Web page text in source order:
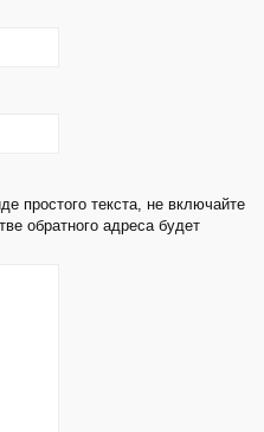
простого текста, не включайте
обратного адреса будет